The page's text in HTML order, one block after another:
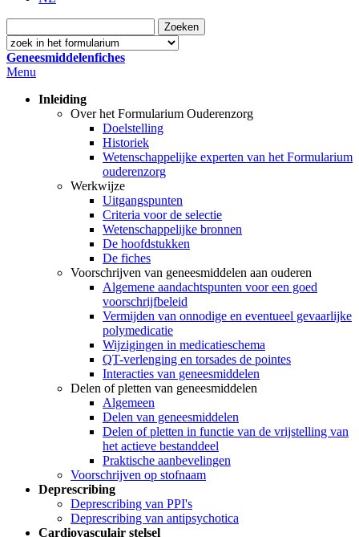
Geneesmiddelenfiches
Menu
Inleiding
Over het Formularium Ouderenzorg
Doelstelling
Historiek
Wetenschappelijke experten van het Formularium
ouderenzorg
Werkwijze
Uitgangspunten
Criteria voor de selectie
Wetenschappelijke bronnen
De hoofdstukken
De fiches
Voorschrijven van geneesmiddelen aan ouderen
Algemene aandachtspunten voor een goed
voorschrijfbeleid
Vermijden van onnodige en eventueel gevaarlijke
polymedicatie
Wijzigingen in medicatieschema
QT-verlenging en torsades de pointes
Interacties van geneesmiddelen
Delen of pletten van geneesmiddelen
Algemeen
Delen van geneesmiddelen
Delen of pletten in functie van de vrijstelling van
het actieve bestanddeel
Praktische aanbevelingen
Voorschrijven op stofnaam
Deprescribing
Deprescribing van PPI's
Deprescribing van antipsychotica
Cardiovasculair stelsel